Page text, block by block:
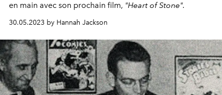
en main avec son prochain film, "Heart of Stone".
30.05.2023 by Hannah Jackson